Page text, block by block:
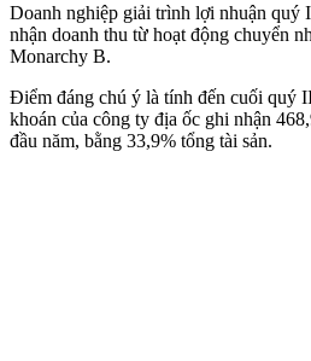
Doanh nghiệp giải trình lợi nhuận quý
nhận doanh thu từ hoạt động chuyển
Monarchy B.
Điểm đáng chú ý là tính đến cuối quý
khoán của công ty địa ốc ghi nhận
đầu năm, bằng 33,9% tổng tài sản.